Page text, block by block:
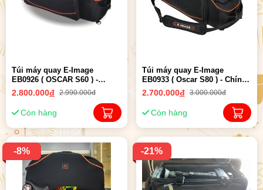
Túi máy quay E-Image
EB0926 ( OSCAR S60 ) -
Chính hãng
2.800.000đ 2.990.000đ
Còn hàng
Túi máy quay E-Image
EB0933 ( Oscar S80 ) - Chính
hãng
2.700.000đ 3.000.000đ
Còn hàng
-8% -21%